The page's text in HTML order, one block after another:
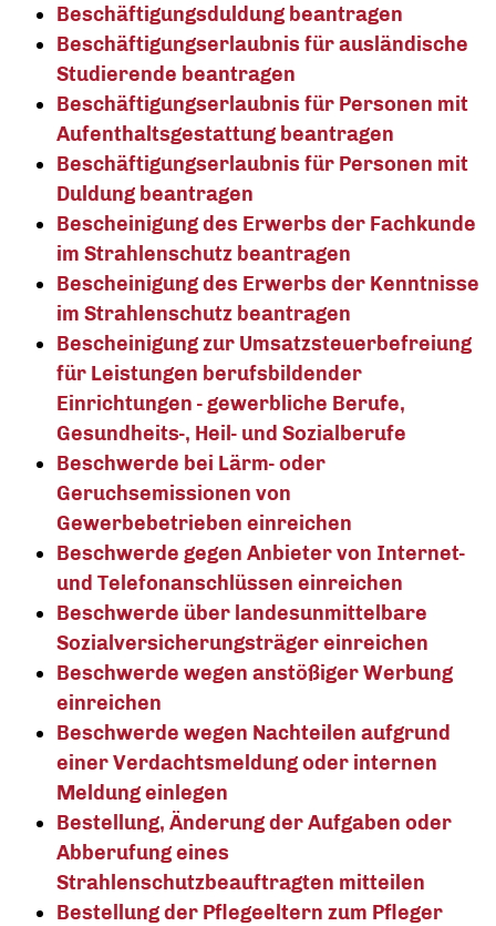
Beschäftigungsduldung beantragen
Beschäftigungserlaubnis für ausländische
Studierende beantragen
Beschäftigungserlaubnis für Personen mit
Aufenthaltsgestattung beantragen
Beschäftigungserlaubnis für Personen mit
Duldung beantragen
Bescheinigung des Erwerbs der Fachkunde
im Strahlenschutz beantragen
Bescheinigung des Erwerbs der Kenntnisse
im Strahlenschutz beantragen
Bescheinigung zur Umsatzsteuerbefreiung
für Leistungen berufsbildender
Einrichtungen - gewerbliche Berufe,
Gesundheits-, Heil- und Sozialberufe
Beschwerde bei Lärm- oder
Geruchsemissionen von
Gewerbebetrieben einreichen
Beschwerde gegen Anbieter von Internet-
und Telefonanschlüssen einreichen
Beschwerde über landesunmittelbare
Sozialversicherungsträger einreichen
Beschwerde wegen anstößiger Werbung
einreichen
Beschwerde wegen Nachteilen aufgrund
einer Verdachtsmeldung oder internen
Meldung einlegen
Bestellung, Änderung der Aufgaben oder
Abberufung eines
Strahlenschutzbeauftragten mitteilen
Bestellung der Pflegeeltern zum Pfleger